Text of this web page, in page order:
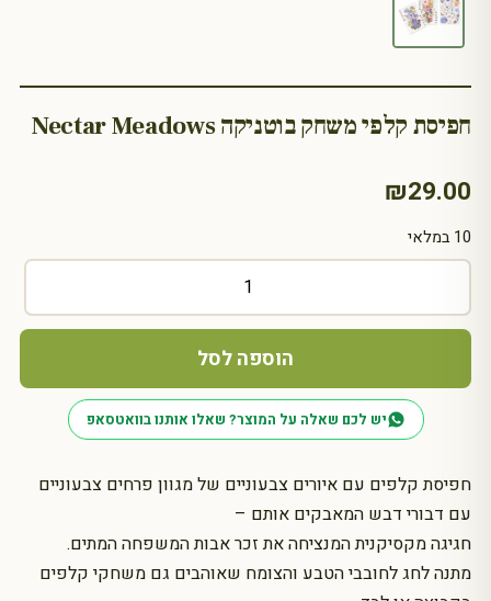
חפיסת קלפי משחק בוטניקה Nectar Meadows
₪29.00
חפיסת קלפים עם איורים צבעוניים של מגוון פרחים צבעוניים
עם דבורי דבש המאבקים אותם –
חגיגה מקסיקנית המנציחה את זכר אבות המשפחה המתים.
מתנה לחג לחובבי הטבע והצומח שאוהבים גם משחקי קלפים
10 במלאי
כמות
חפיסת
משחק
בוטניקה
Nectar
הוספה לסל
יש לכם שאלה על המוצר? שאלו אותנו בוואטסאפ